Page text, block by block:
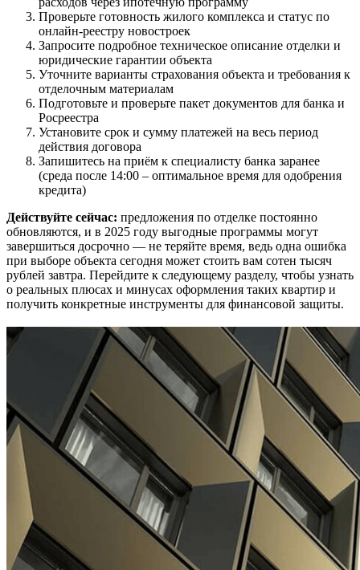
Проверьте готовность жилого комплекса и статус по
онлайн-реестру новостроек
Запросите подробное техническое описание отделки и
юридические гарантии объекта
Уточните варианты страхования объекта и требования к
отделочным материалам
Подготовьте и проверьте пакет документов для банка и
Росреестра
Установите срок и сумму платежей на весь период
действия договора
Запишитесь на приём к специалисту банка заранее
(среда после 14:00 – оптимальное время для одобрения
кредита)
Действуйте сейчас: предложения по отделке постоянно
обновляются, и в 2025 году выгодные программы могут
завершиться досрочно — не теряйте время, ведь одна ошибка
при выборе объекта сегодня может стоить вам сотен тысяч
рублей завтра. Перейдите к следующему разделу, чтобы узнать
о реальных плюсах и минусах оформления таких квартир и
получить конкретные инструменты для финансовой защиты.